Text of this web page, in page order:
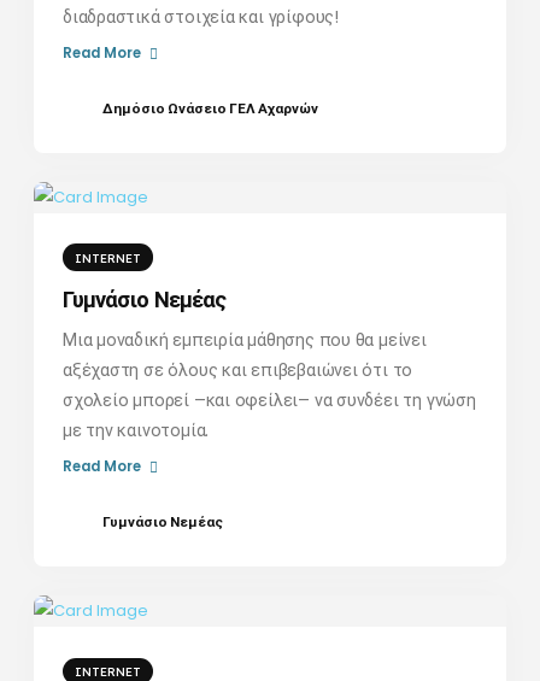
διαδραστικά στοιχεία και γρίφους!
Read More
Δημόσιο Ωνάσειο ΓΕΛ Αχαρνών
INTERNET
Γυμνάσιο Νεμέας
Μια μοναδική εμπειρία μάθησης που θα μείνει
αξέχαστη σε όλους και επιβεβαιώνει ότι το
σχολείο μπορεί –και οφείλει– να συνδέει τη γνώση
με την καινοτομία.
Read More
Γυμνάσιο Νεμέας
INTERNET